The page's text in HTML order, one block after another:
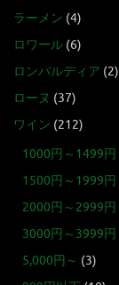
ラーメン (4)
ロワール (6)
ロンバルディア (2)
ローヌ (37)
ワイン (212)
1000円～1499円
1500円～1999円
2000円～2999円
3000円～3999円
5,000円～ (3)